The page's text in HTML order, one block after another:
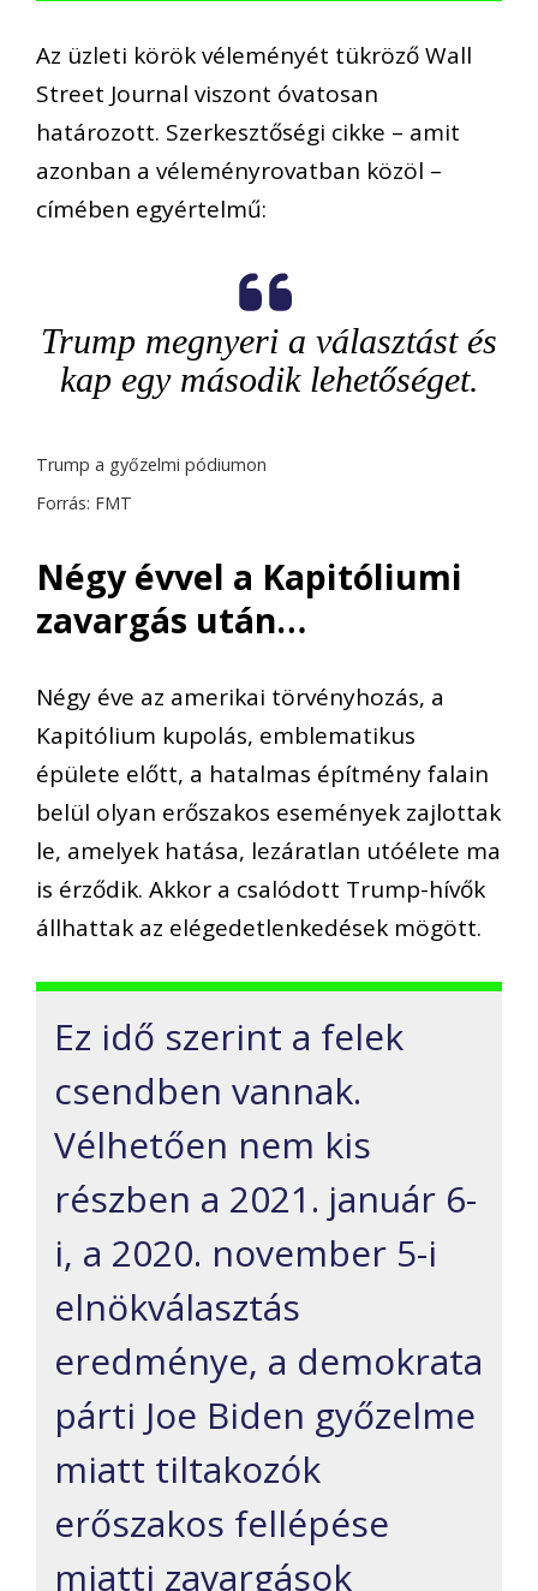
Az üzleti körök véleményét tükröző Wall
Street Journal viszont óvatosan
határozott. Szerkesztőségi cikke – amit
azonban a véleményrovatban közöl –
címében egyértelmű:
Trump megnyeri a választást és
kap egy második lehetőséget.
Trump a győzelmi pódiumon
Forrás: FMT
Négy évvel a Kapitóliumi
zavargás után…
Négy éve az amerikai törvényhozás, a
Kapitólium kupolás, emblematikus
épülete előtt, a hatalmas építmény falain
belül olyan erőszakos események zajlottak
le, amelyek hatása, lezáratlan utóélete ma
is érződik. Akkor a csalódott Trump-hívők
állhattak az elégedetlenkedések mögött.
Ez idő szerint a felek
csendben vannak.
Vélhetően nem kis
részben a 2021. január 6-
i, a 2020. november 5-i
elnökválasztás
eredménye, a demokrata
párti Joe Biden győzelme
miatt tiltakozók
erőszakos fellépése
miatti zavargások